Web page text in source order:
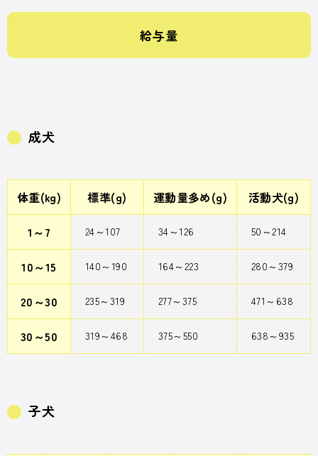
給与量
成犬
体重(kg) 標準(g) 運動量多め(g) 活動犬(g)
1～7 24～107 34～126 50～214
10～15 140～190 164～223 280～379
20～30 235～319 277～375 471～638
30～50 319～468 375～550 638～935
子犬